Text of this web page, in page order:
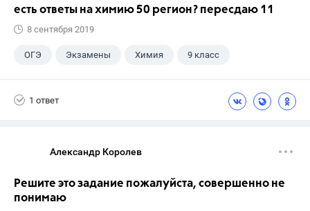
есть ответы на химию 50 регион? пересдаю 11
8 сентября 2019
ОГЭ Экзамены Химия 9 класс
1 ответ
Александр Королев
Решите это задание пожалуйста, совершенно не
понимаю